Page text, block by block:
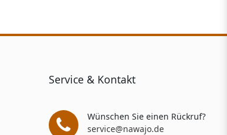
Service & Kontakt
Wünschen Sie einen Rückruf?
service@nawajo.de